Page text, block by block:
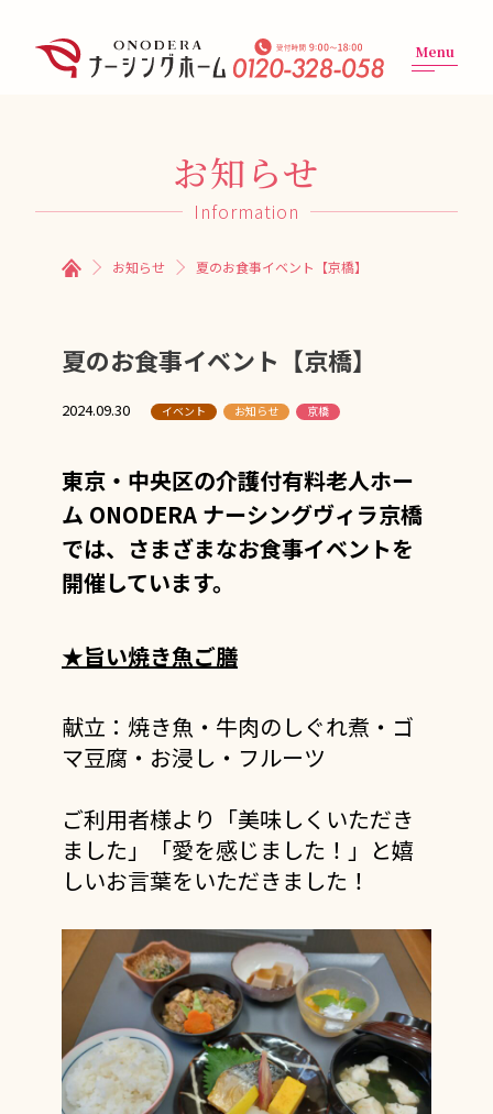
Menu
お知らせ
Information
お知らせ 夏のお食事イベント【京橋】
夏のお食事イベント【京橋】
2024.09.30 イベント お知らせ 京橋
東京・中央区の介護付有料老人ホー
ム ONODERA ナーシングヴィラ京橋
では、さまざまなお食事イベントを
開催しています。
★旨い焼き魚ご膳
献立： 焼き魚・牛肉のしぐれ煮・ゴ
マ豆腐・お浸し・フルーツ
ご利用者様より「美味しくいただき
ました」「愛を感じました！」と嬉
しいお言葉をいただきました！